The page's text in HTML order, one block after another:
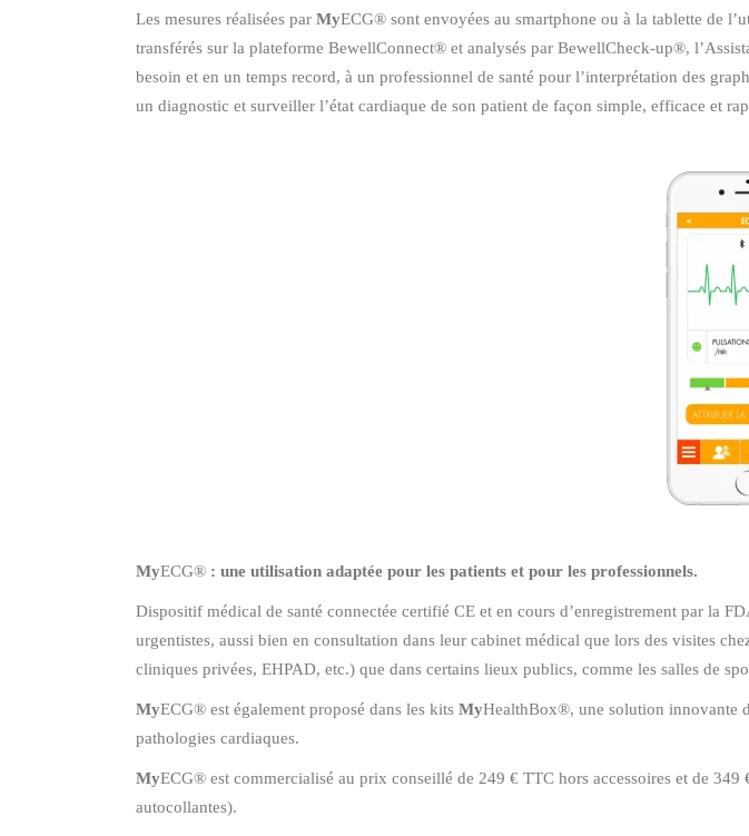
Les mesures réalisées par MyECG® sont envoyées au smartphone ou à la tablette de
transférés sur la plateforme BewellConnect® et analysés par BewellCheck-up®,
besoin et en un temps record, à un professionnel de santé pour l’interprétation des
un diagnostic et surveiller l’état cardiaque de son patient de façon simple, efficace et
MyECG® : une utilisation adaptée pour les patients et pour les professionnels.
Dispositif médical de santé connectée certifié CE et en cours d’enregistrement par la
urgentistes, aussi bien en consultation dans leur cabinet médical que lors des visites
cliniques privées, EHPAD, etc.) que dans certains lieux publics, comme les salles de
MyECG® est également proposé dans les kits MyHealthBox®, une solution innovante
pathologies cardiaques.
MyECG® est commercialisé au prix conseillé de 249 € TTC hors accessoires et de
autocollantes).